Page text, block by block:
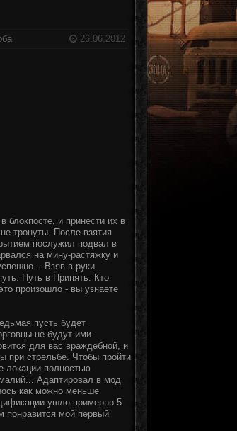
26.06.2012
блокпосте, и принести их в
тронуты. После взятия
послужил подвал в
на мину-растяжку и
Взяв в руки
Путь в Припять. Кто
произошло - вы узнаете
пусть будет
не будут ими
для вас враждебной, и
при стрельбе. Чтобы пройти
локации полностью
Адаптировал в мод
как можно меньше
ушло примерно 5
понравится мой первый